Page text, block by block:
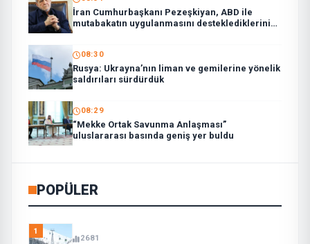
İran Cumhurbaşkanı Pezeşkiyan, ABD ile
mutabakatın uygulanmasını desteklediklerini
08:30
Rusya: Ukrayna’nın liman ve gemilerine yönelik
saldırıları sürdürdük
08:29
“Mekke Ortak Savunma Anlaşması”
uluslararası basında geniş yer buldu
POPÜLER
1
2681